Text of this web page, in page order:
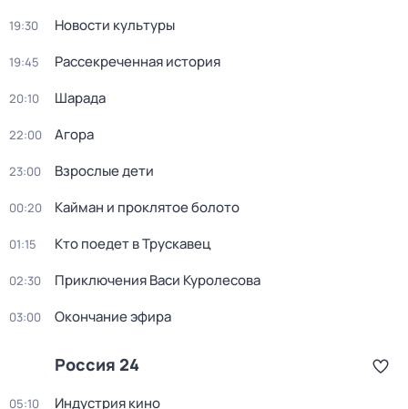
19:30 Новости культуры
19:45 Рассекреченная история
20:10 Шарада
22:00 Агора
23:00 Взрослые дети
00:20 Кайман и проклятое болото
01:15 Кто поедет в Трускавец
02:30 Приключения Васи Куролесова
03:00 Окончание эфира
Россия 24
05:10 Индустрия кино